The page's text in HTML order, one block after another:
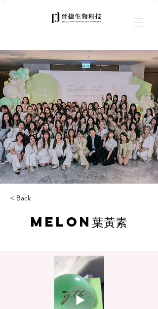
< Back
MELON葉黃素